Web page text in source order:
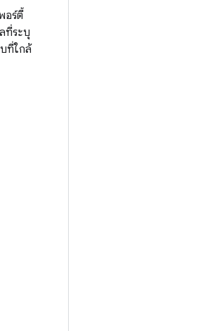
อร์ตี้
ที่ระบุ
ที่ใกล้